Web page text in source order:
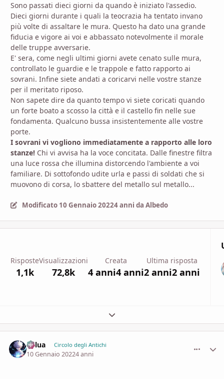
Sono passati dieci giorni da quando è iniziato l'assedio.
Dieci giorni durante i quali la teocrazia ha tentato invano
più volte di assaltare le mura. Questo ha dato una grande
fiducia e vigore ai voi e abbassato notevolmente il morale
delle truppe avversarie.
E' sera, come negli ultimi giorni avete cenato sulle mura,
controllato le guardie e le trappole e fatto rapporto ai
sovrani. Infine siete andati a coricarvi nelle vostre stanze
per il meritato riposo.
Non sapete dire da quanto tempo vi siete coricati quando
un forte boato a scosso la città e il castello fin nelle sue
fondamenta. Qualcuno bussa insistentemente alle vostre
porte.
I sovrani vi vogliono immediatamente a rapporto alle loro
stanze! Chi vi avvisa ha la voce concitata. Dalle finestre filtra
una luce rossa che illumina distorcendo l'ambiente a voi
familiare. Di sottofondo udite urla e passi di soldati che si
muovono di corsa, lo sbattere del metallo sul metallo...
Modificato 10 Gennaio 20224 anni da Albedo
Risposte
1,1k
Visualizzazioni
72,8k
Creata
4 anni4 anni
Ultima risposta
2 anni2 anni
Espandi panoramica del topic
Killua Circolo degli Antichi
10 Gennaio 20224 anni